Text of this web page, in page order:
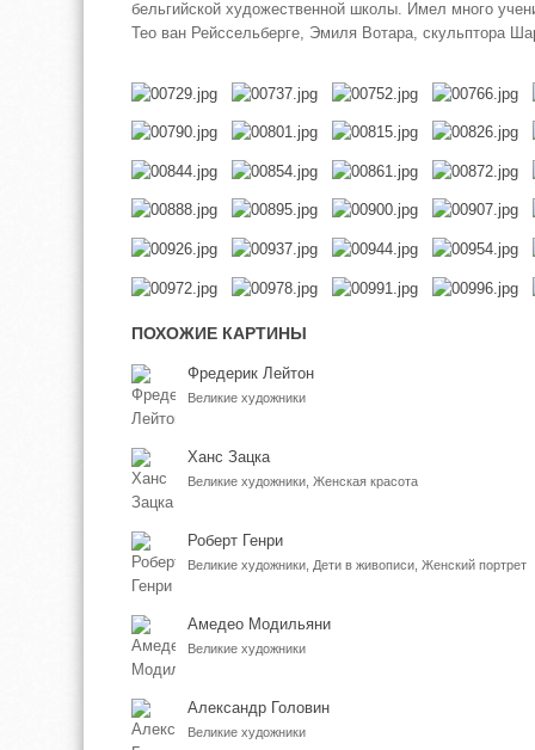
бельгийской художественной школы. Имел много
Тео ван Рейссельберге, Эмиля Вотара, скульптора
ПОХОЖИЕ КАРТИНЫ
Фредерик Лейтон
Великие художники
Ханс Зацка
Великие художники, Женская красота
Роберт Генри
Великие художники, Дети в живописи, Женский портрет
Амедео Модильяни
Великие художники
Александр Головин
Великие художники